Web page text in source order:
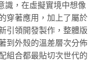
識，在虛擬實境中想像
穿著應用，加上了屬於
引領開發製作，整體版
到外殼的溫差層次分佈
組合都最貼切次世代的